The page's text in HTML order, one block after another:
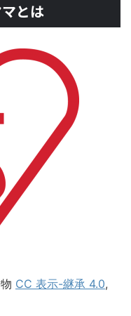
とは
CC 表示-継承 4.0,